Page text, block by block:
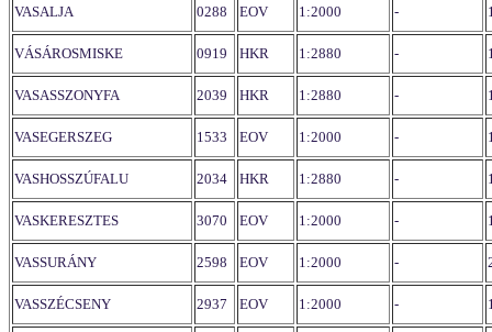
VASALJA 0288 EOV 1:2000 -
VÁSÁROSMISKE 0919 HKR 1:2880 -
VASASSZONYFA 2039 HKR 1:2880 -
VASEGERSZEG 1533 EOV 1:2000 -
VASHOSSZÚFALU 2034 HKR 1:2880 -
VASKERESZTES 3070 EOV 1:2000 -
VASSURÁNY 2598 EOV 1:2000 -
VASSZÉCSENY 2937 EOV 1:2000 -